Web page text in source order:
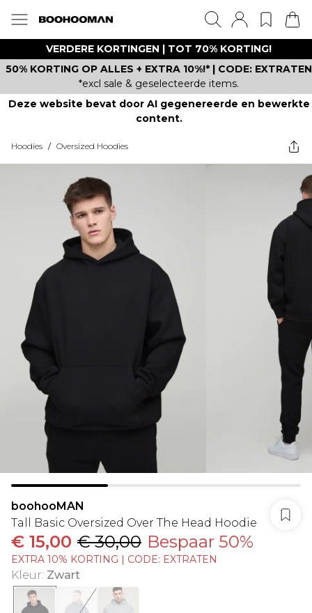
VERDERE KORTINGEN | TOT 70% KORTING!
50% KORTING OP ALLES + EXTRA 10%!* | CODE: EXTRATEN
*excl sale & geselecteerde items.
Deze website bevat door AI gegenereerde en bewerkte
content.
Hoodies / Oversized Hoodies
boohooMAN
Tall Basic Oversized Over The Head Hoodie
€ 15,00 € 30,00 Bespaar 50%
EXTRA 10% KORTING | CODE: EXTRATEN
Kleur: Zwart